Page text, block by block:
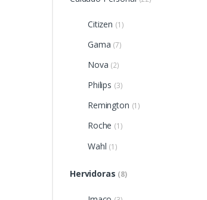
Citizen (1)
Gama (7)
Nova (2)
Philips (3)
Remington (1)
Roche (1)
Wahl (1)
Hervidoras (8)